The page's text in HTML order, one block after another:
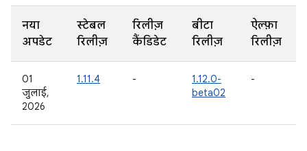
नया
अपडेट
स्टेबल
रिलीज़
रिलीज़
कैंडिडेट
बीटा
रिलीज़
ऐल्फ़ा
रिलीज़
01
जुलाई,
2026
1.11.4 -
1.12.0-
beta02
-